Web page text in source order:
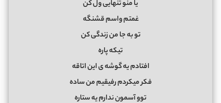
یا منو تنهایی ول کن
غمتم واسم قشنگه
تو به جا من زندگی کن
تیکه پاره
افتادم یه گوشه ی این اتاقه
فکر میکردم رفیقیم من ساده
توو آسمون ندارم یه ستاره